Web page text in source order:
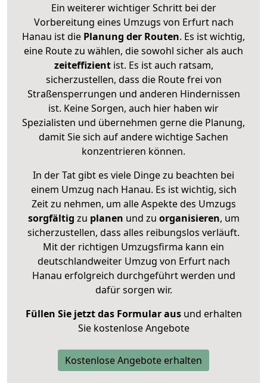
Ein weiterer wichtiger Schritt bei der
Vorbereitung eines Umzugs von Erfurt nach
Hanau ist die Planung der Routen. Es ist wichtig,
eine Route zu wählen, die sowohl sicher als auch
zeiteffizientist. Es ist auch ratsam,
sicherzustellen, dass die Route frei von
Straßensperrungen und anderen Hindernissen
ist. Keine Sorgen, auch hier haben wir
Spezialisten und übernehmen gerne die Planung,
damit Sie sich auf andere wichtige Sachen
konzentrieren können.
In der Tat gibt es viele Dinge zu beachten bei
einem Umzug nach Hanau. Es ist wichtig, sich
Zeit zu nehmen, um alle Aspekte des Umzugs
sorgfältig zu planen und zu organisieren, um
sicherzustellen, dass alles reibungslos verläuft.
Mit der richtigen Umzugsfirma kann ein
deutschlandweiter Umzug von Erfurt nach
Hanau erfolgreich durchgeführt werden und
dafür sorgen wir.
Füllen Sie jetzt das Formular ausund erhalten
Sie kostenlose Angebote
Kostenlose Angebote erhalten